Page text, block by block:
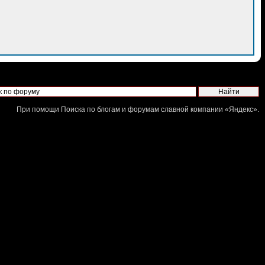
При помощи Поиска по блогам и форумам славной компании «Яндекс».